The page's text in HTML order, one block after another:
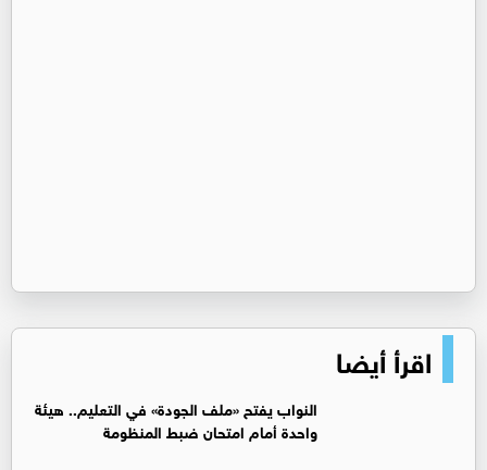
اقرأ أيضا
النواب يفتح «ملف الجودة» في التعليم.. هيئة
واحدة أمام امتحان ضبط المنظومة